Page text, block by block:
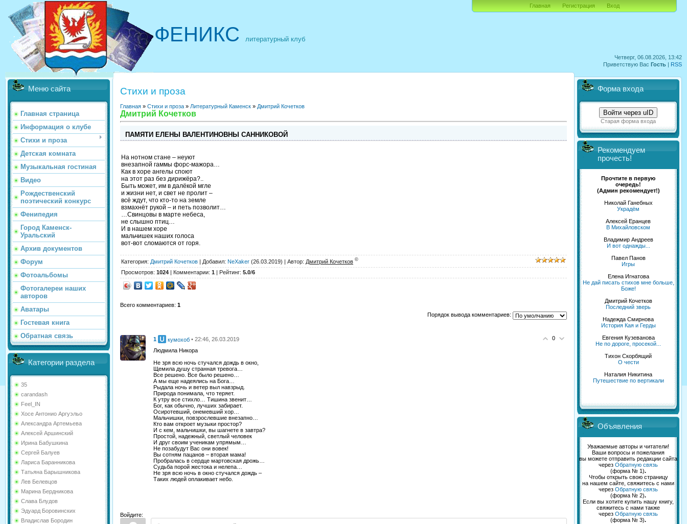
Четверг, 06.08.2026, 13:42
Приветствую Вас Гость | RSS
ФЕНИКС литературный клуб
Главная Регистрация Вход
Меню сайта
Главная страница
Информация о клубе
Стихи и проза
Детская комната
Музыкальная гостиная
Видео
Рождественский
поэтический конкурс
Фенипедия
Город Каменск-
Уральский
Архив документов
Форум
Фотоальбомы
Фотогалереи наших
авторов
Аватары
Гостевая книга
Обратная связь
Категории раздела
35
carandash
Feel_IN
Хосе Антонио Аргуэльо
Александра Артемьева
Алексей Аршинский
Ирина Бабушкина
Сергей Балуев
Лариса Баранникова
Татьяна Барышникова
Лев Белевцов
Марина Бердникова
Слава Блудов
Эдуард Боровинских
Владислав Бородин
Стихи и проза
Главная » Стихи и проза » Литературный Каменск » Дмитрий Кочетков
Дмитрий Кочетков
ПАМЯТИ ЕЛЕНЫ ВАЛЕНТИНОВНЫ САННИКОВОЙ
На нотном стане – неуют
внезапной гаммы форс-мажора…
Как в хоре ангелы споют
на этот раз без дирижёра?..
Быть может, им в далёкой мгле
и жизни нет, и свет не пролит –
всё ждут, что кто-то на земле
взмахнёт рукой – и петь позволит…
…Свинцовы в марте небеса,
не слышно птиц…
И в нашем хоре
мальчишек наших голоса
вот-вот сломаются от горя.
Категория: Дмитрий Кочетков | Добавил: NeXaker (26.03.2019) | Автор: Дмитрий Кочетков ©
Просмотров: 1024 | Комментарии: 1 | Рейтинг: 5.0/6
Всего комментариев: 1
Порядок вывода комментариев:
0
1 кумохоб • 22:46, 26.03.2019
Людмила Никора
Не зря всю ночь стучался дождь в окно,
Щемила душу странная тревога…
Все решено. Все было решено…
А мы еще надеялись на Бога…
Рыдала ночь и ветер выл навзрыд.
Природа понимала, что теряет.
К утру все стихло… Тишина звенит…
Бог, как обычно, лучших забирает.
Осиротевший, онемевший хор…
Мальчишки, повзрослевшие внезапно…
Кто вам откроет музыки простор?
И с кем, мальчишки, вы шагнете в завтра?
Простой, надежный, светлый человек
И друг своим ученикам упрямым…
Не позабудут Вас они вовек!
Вы сотням пацанов – вторая мама!
Пробралась в сердце мартовская дрожь…
Судьба порой жестока и нелепа…
Не зря всю ночь в окно стучался дождь –
Таких людей оплакивает небо.
Войдите:
Форма входа
Войти через uID
Старая форма входа
Рекомендуем
прочесть!
Прочтите в первую
очередь!
(Админ рекомендует!)
Николай Ганебных
Украдём
Алексей Еранцев
В Михайловском
Владимир Андреев
И вот однажды...
Павел Панов
Игры
Елена Игнатова
Не дай писать стихов мне больше,
Боже!
Дмитрий Кочетков
Последний зверь
Надежда Смирнова
История Кая и Герды
Евгения Кузеванова
Не по дороге, просекой...
Тихон Скорбящий
О чести
Наталия Никитина
Путешествие по вертикали
Объявления
Уважаемые авторы и читатели!
Ваши вопросы и пожелания
вы можете отправить редакции сайта
через Обратную связь
(форма № 1).
Чтобы открыть свою страницу
на нашем сайте, свяжитесь с нами
через Обратную связь
(форма № 2).
Если вы хотите купить нашу книгу,
свяжитесь с нами также
через Обратную связь
(форма № 3).